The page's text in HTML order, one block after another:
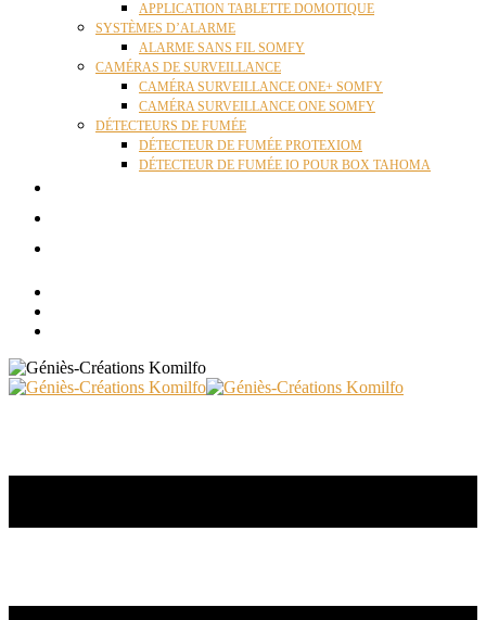
APPLICATION TABLETTE DOMOTIQUE
SYSTÈMES D’ALARME
ALARME SANS FIL SOMFY
CAMÉRAS DE SURVEILLANCE
CAMÉRA SURVEILLANCE ONE+ SOMFY
CAMÉRA SURVEILLANCE ONE SOMFY
DÉTECTEURS DE FUMÉE
DÉTECTEUR DE FUMÉE PROTEXIOM
DÉTECTEUR DE FUMÉE IO POUR BOX TAHOMA